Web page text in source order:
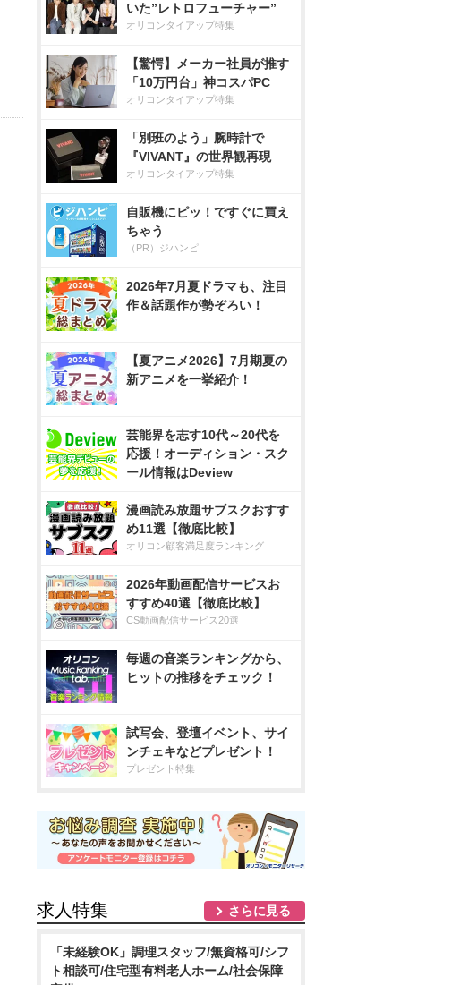
いた”レトロフューチャー”
オリコンタイアップ特集
【驚愕】メーカー社員が推す
「10万円台」神コスパPC
オリコンタイアップ特集
「別班のよう」腕時計で
『VIVANT』の世界観再現
オリコンタイアップ特集
自販機にピッ！ですぐに買え
ちゃう
（PR）ジハンピ
2026年7月夏ドラマも、注目
作＆話題作が勢ぞろい！
【夏アニメ2026】7月期夏の
新アニメを一挙紹介！
芸能界を志す10代～20代を
応援！オーディション・スク
ール情報はDeview
漫画読み放題サブスクおすす
め11選【徹底比較】
オリコン顧客満足度ランキング
2026年動画配信サービスお
すすめ40選【徹底比較】
CS動画配信サービス20選
毎週の音楽ランキングから、
ヒットの推移をチェック！
試写会、登壇イベント、サイ
ンチェキなどプレゼント！
プレゼント特集
求人特集 さらに見る
「未経験OK」調理スタッフ/無資格可/シフ
ト相談可/住宅型有料老人ホーム/社会保障